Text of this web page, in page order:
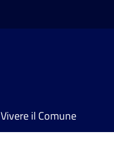
Vivere il Comune